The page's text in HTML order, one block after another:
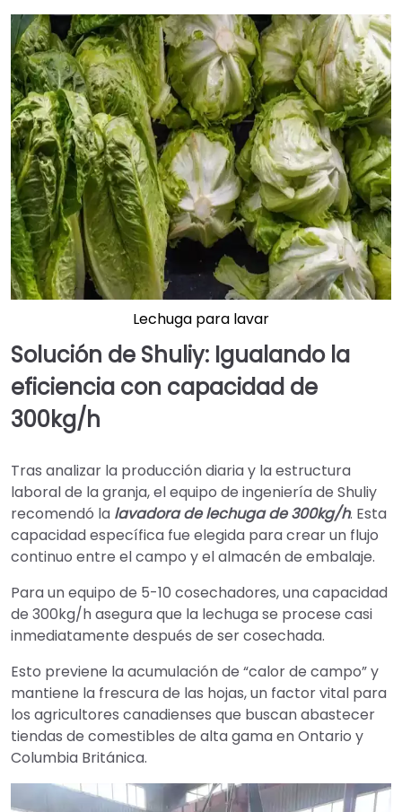
Lechuga para lavar
Solución de Shuliy: Igualando la
eficiencia con capacidad de
300kg/h
Tras analizar la producción diaria y la estructura
laboral de la granja, el equipo de ingeniería de Shuliy
recomendó la lavadora de lechuga de 300kg/h. Esta
capacidad específica fue elegida para crear un flujo
continuo entre el campo y el almacén de embalaje.
Para un equipo de 5-10 cosechadores, una capacidad
de 300kg/h asegura que la lechuga se procese casi
inmediatamente después de ser cosechada.
Esto previene la acumulación de “calor de campo” y
mantiene la frescura de las hojas, un factor vital para
los agricultores canadienses que buscan abastecer
tiendas de comestibles de alta gama en Ontario y
Columbia Británica.